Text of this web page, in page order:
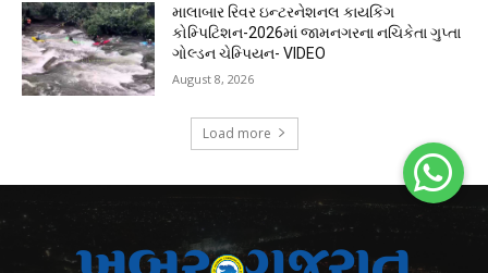
માલાબાર રિવર ઇન્ટરનેશનલ કાયકિંગ
કોમ્પિટિશન-2026માં જામનગરના નચિકેતા ગુપ્તા
ગોલ્ડન ચેમ્પિયન- VIDEO
August 8, 2026
Load more